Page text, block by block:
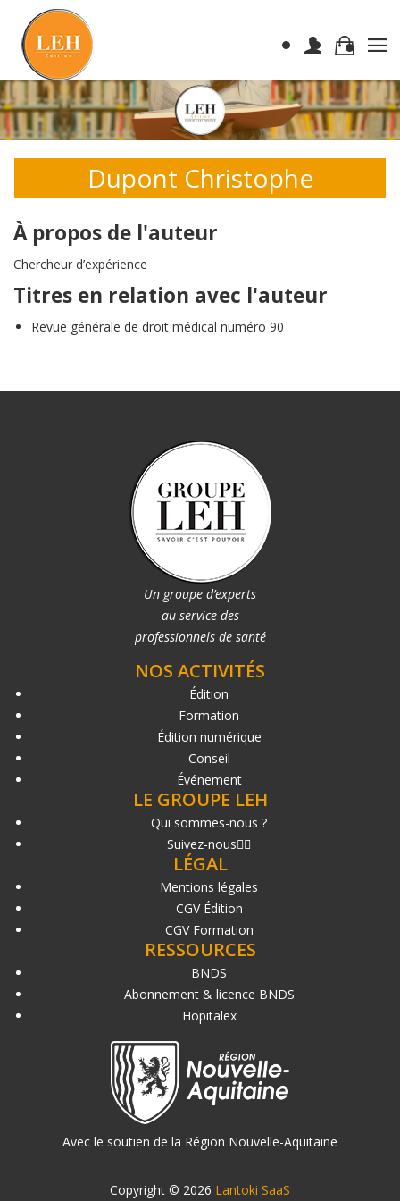
Dupont Christophe
À propos de l'auteur
Chercheur d’expérience
Titres en relation avec l'auteur
Revue générale de droit médical numéro 90
Un groupe d’experts
au service des
professionnels de santé
NOS ACTIVITÉS
Édition
Formation
Édition numérique
Conseil
Événement
LE GROUPE LEH
Qui sommes-nous ?
Suivez-nous
LÉGAL
Mentions légales
CGV Édition
CGV Formation
RESSOURCES
BNDS
Abonnement & licence BNDS
Hopitalex
Avec le soutien de la Région Nouvelle-Aquitaine
Copyright © 2026 Lantoki SaaS